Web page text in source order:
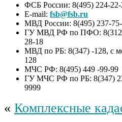
ФСБ России: 8(495) 224-22-
E-mail: fsb@fsb.ru
МВД России: 8(495) 237-
ГУ МВД РФ по ПФО:
28-18
МВД по РБ: 8(347) -128, с
128
МЧС РФ: 8(495) 449 -99-99
ГУ МЧС РФ по РБ: 8(347)
9999
« Комплексные